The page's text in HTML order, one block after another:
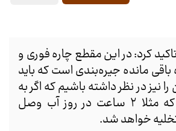
کرد: در این مقطع چاره فوری و
باقی مانده جیره‌بندی است که باید
را نیز در نظر داشته باشیم که اگر به
اوضاعی برسیم که مثلا ۲ ساعت در روز آب وصل
خواهد شد.